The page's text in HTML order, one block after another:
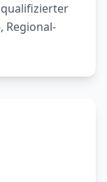
Regional-